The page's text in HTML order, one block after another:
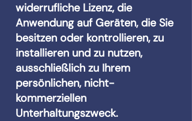
widerrufliche Lizenz, die
Anwendung auf Geräten, die Sie
besitzen oder kontrollieren, zu
installieren und zu nutzen,
ausschließlich zu Ihrem
persönlichen, nicht-
kommerziellen
Unterhaltungszweck.